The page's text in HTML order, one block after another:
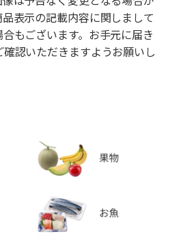
表示の記載内容に関しまして
もございます。お手元に届き
認いただきますようお願いし